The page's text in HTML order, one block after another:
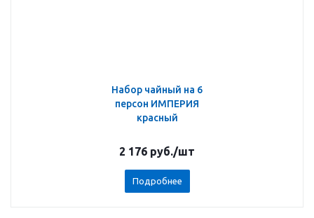
Набор чайный на 6
персон ИМПЕРИЯ
красный
2 176 руб./шт
Подробнее